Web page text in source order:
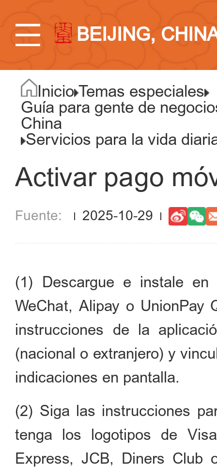
BEIJING,
Inicio Temas especiales
Guía para gente de
China
Servicios para la vida
Activar pago
2025-10-29
(1) Descargue e instale
WeChat, Alipay o UnionPay
instrucciones de la
(nacional o extranjero) y
indicaciones en pantalla.
(2) Siga las instrucciones
tenga los logotipos de
Express, JCB, Diners Club